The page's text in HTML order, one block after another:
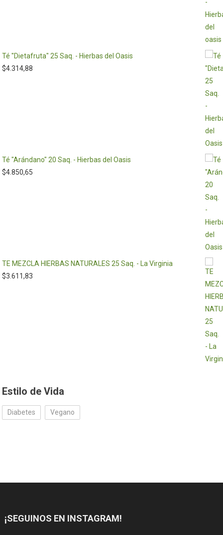
Té "Dietafruta" 25 Saq. - Hierbas del Oasis
$4.314,88
Té "Arándano" 20 Saq. - Hierbas del Oasis
$4.850,65
TE MEZCLA HIERBAS NATURALES 25 Saq. - La Virginia
$3.611,83
Estilo de Vida
Diabetes Vegano
¡SEGUINOS EN INSTAGRAM!